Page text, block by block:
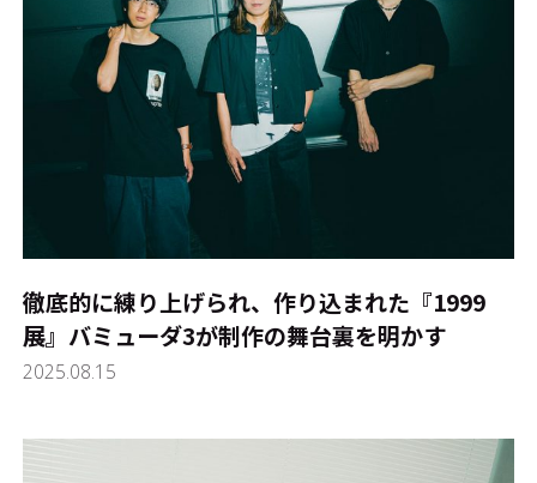
徹底的に練り上げられ、作り込まれた『1999
展』――バミューダ3が制作の舞台裏を明かす
2025.08.15